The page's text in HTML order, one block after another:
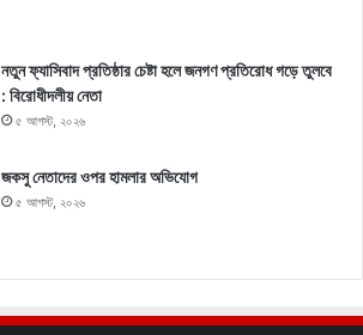
নতুন ফ্যাসিবাদ প্রতিষ্ঠার চেষ্টা হলে জনগণ প্রতিরোধ গড়ে তুলবে
: বিরোধীদলীয় নেতা
৫ আগস্ট, ২০২৬
জকসু নেতাদের ওপর হামলার অভিযোগ
৫ আগস্ট, ২০২৬